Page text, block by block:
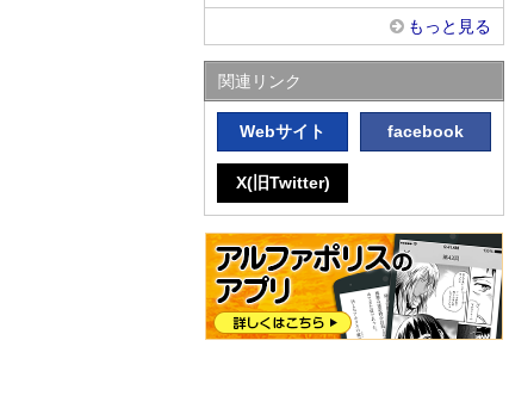
もっと見る
関連リンク
Webサイト facebook
X(旧Twitter)